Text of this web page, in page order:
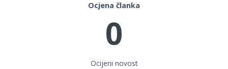
Ocjena članka
0
Ocijeni novost